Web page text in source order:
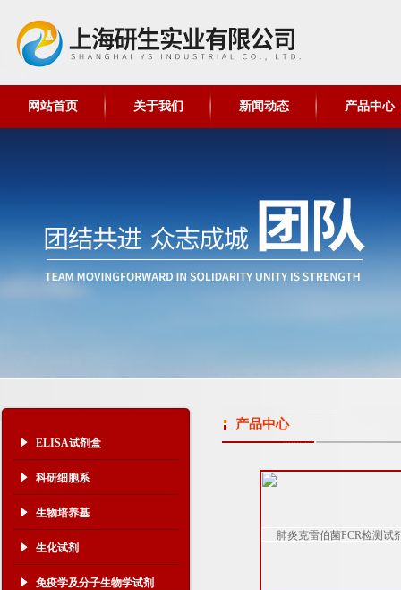
网站首页 关于我们 新闻动态 产品中心
ELISA试剂盒
科研细胞系
生物培养基
生化试剂
免疫学及分子生物学试剂
产品中心